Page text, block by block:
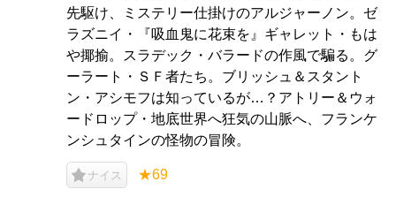
先駆け、ミステリー仕掛けのアルジャーノン。ゼ
ラズニイ・『吸血鬼に花束を』ギャレット・もは
や揶揄。スラデック・バラードの作風で騙る。グ
ーラート・ＳＦ者たち。ブリッシュ＆スタント
ン・アシモフは知っているが…？アトリー＆ウォ
ードロップ・地底世界へ狂気の山脈へ、フランケ
ンシュタインの怪物の冒険。
ナイス ★69